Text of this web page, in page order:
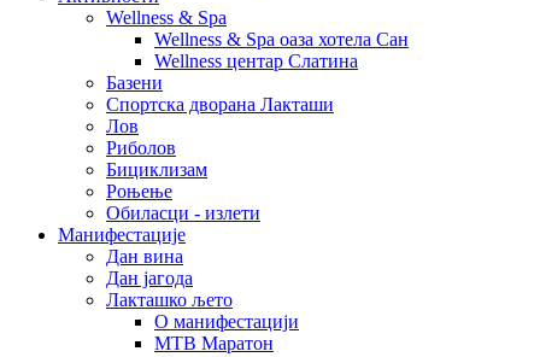
Wellness & Spa
Wellness & Spa оаза хотела Сан
Wellness центар Слатина
Базени
Спортска дворана Лакташи
Лов
Риболов
Бициклизам
Роњење
Обиласци - излети
Манифестације
Дан вина
Дан јагода
Лакташко љето
О манифестацији
MTB Маратон